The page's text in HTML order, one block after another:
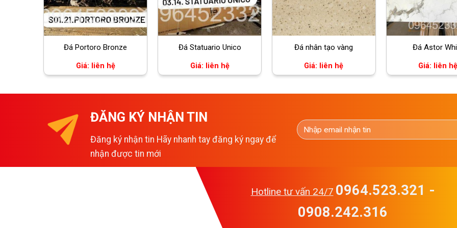
Đá Portoro Bronze
Giá: liên hệ
Đá Statuario Unico
Giá: liên hệ
Đá nhân tạo vàng
Giá: liên hệ
Đá Astor
Giá: liên
ĐĂNG KÝ NHẬN TIN
Đăng ký nhận tin Hãy nhanh tay đăng ký ngay để
nhận được tin mới
Hotline tư vấn 24/7 0964.523.321 -
0908.242.316